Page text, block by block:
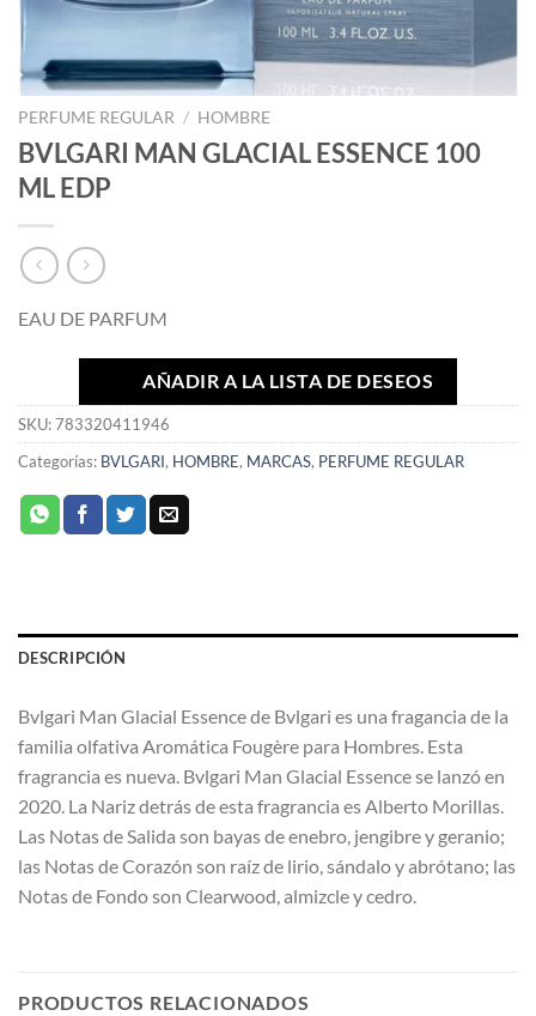
PERFUME REGULAR / HOMBRE
BVLGARI MAN GLACIAL ESSENCE 100
ML EDP
EAU DE PARFUM
AÑADIR A LA LISTA DE DESEOS
SKU:783320411946
Categorías: BVLGARI, HOMBRE, MARCAS, PERFUME REGULAR
DESCRIPCIÓN
Bvlgari Man Glacial Essence de Bvlgari es una fragancia de la
familia olfativa Aromática Fougère para Hombres. Esta
fragrancia es nueva. Bvlgari Man Glacial Essence se lanzó en
2020. La Nariz detrás de esta fragrancia es Alberto Morillas.
Las Notas de Salida son bayas de enebro, jengibre y geranio;
las Notas de Corazón son raíz de lirio, sándalo y abrótano; las
Notas de Fondo son Clearwood, almizcle y cedro.
PRODUCTOS RELACIONADOS